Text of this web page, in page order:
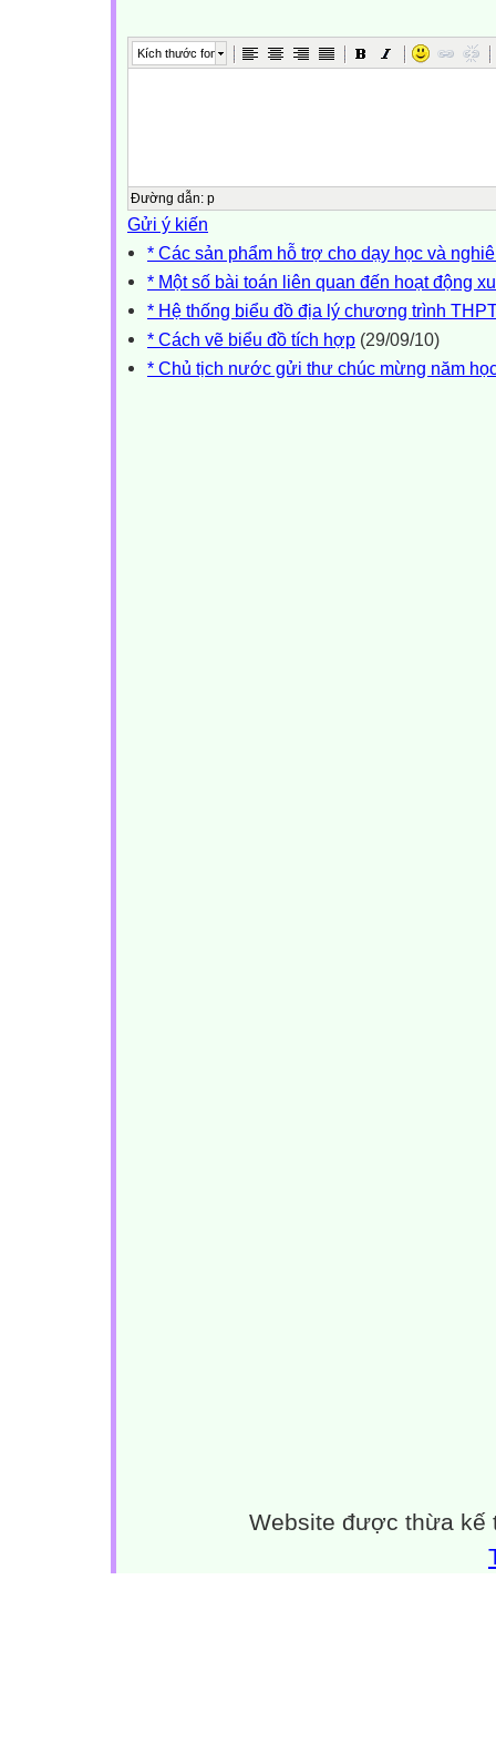
Kích thước font
Đường dẫn: p
Gửi ý kiến
* Các sản phẩm hỗ trợ cho dạy học và
* Một số bài toán liên quan đến hoạt động
* Hệ thống biểu đồ địa lý chương trình
* Cách vẽ biểu đồ tích hợp (29/09/10)
* Chủ tịch nước gửi thư chúc mừng năm
Website được thừa